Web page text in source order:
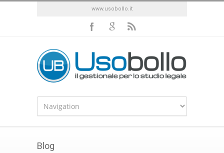
www.usobollo.it
Blog